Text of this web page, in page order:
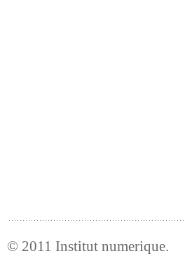
© 2011 Institut numerique.